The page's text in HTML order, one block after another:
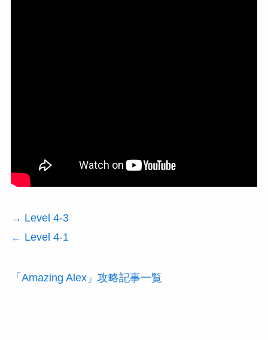
→ Level 4-3
← Level 4-1
「Amazing Alex」攻略記事一覧